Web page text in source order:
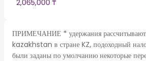
2,065,000 ₸
ПРИМЕЧАНИЕ * удержания
kazakhstan в стране KZ, подоходный
были заданы по умолчанию некоторые